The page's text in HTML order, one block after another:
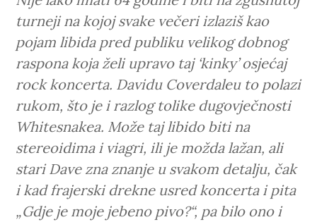
turneji na kojoj svake večeri izlaziš kao
pojam libida pred publiku velikog dobnog
raspona koja želi upravo taj ‘kinky’ osjećaj
rock koncerta. Davidu Coverdaleu to polazi
rukom, što je i razlog tolike dugovječnosti
Whitesnakea. Može taj libido biti na
stereoidima i viagri, ili je možda lažan, ali
stari Dave zna znanje u svakom detalju, čak
i kad frajerski drekne usred koncerta i pita
„Gdje je moje jebeno pivo?“, pa bilo ono i